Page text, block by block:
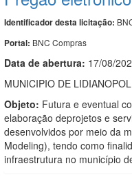
Identificador desta licitação:
Portal: BNC Compras
Data de abertura: 17/08/
MUNICIPIO DE
Objeto: Futura e eventual
elaboração deprojetos e
desenvolvidos por meio da
Modeling), tendo como
infraestrutura no município